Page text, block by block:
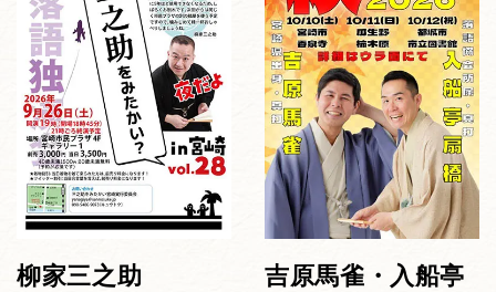
柳家三之助
吉原馬雀・入船亭